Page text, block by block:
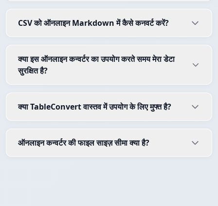
CSV को ऑनलाइन Markdown में कैसे कनवर्ट करें?
क्या इस ऑनलाइन कन्वर्टर का उपयोग करते समय मेरा डेटा
सुरक्षित है?
क्या TableConvert वास्तव में उपयोग के लिए मुफ्त है?
ऑनलाइन कन्वर्टर की फाइल साइज़ सीमा क्या है?